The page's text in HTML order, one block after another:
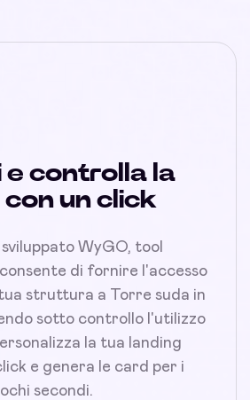
e controlla la
un click
WyGO, tool
di fornire l'accesso
struttura a Torre suda in
sotto controllo l'utilizzo
la tua landing
e genera le card per i
secondi.